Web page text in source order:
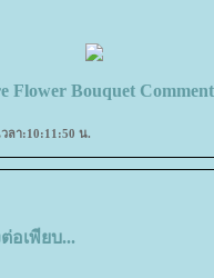
Flower Bouquet
ลา:10:11:50 น.